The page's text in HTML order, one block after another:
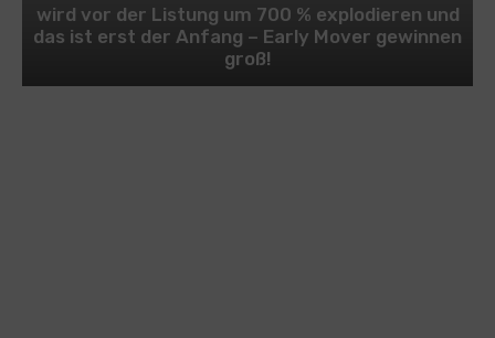
wird vor der Listung um 700 % explodieren und
das ist erst der Anfang – Early Mover gewinnen
groß!